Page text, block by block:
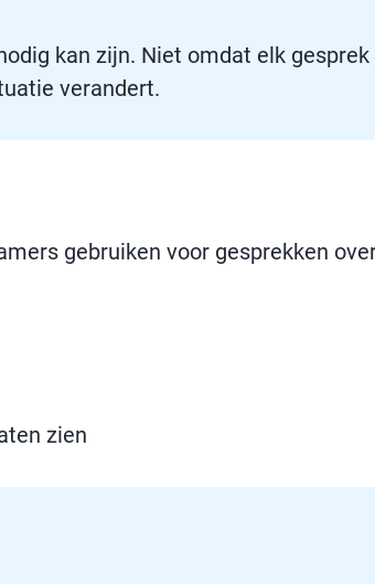
kan zijn. Niet omdat elk
verandert.
gebruiken voor gesprekken
zien